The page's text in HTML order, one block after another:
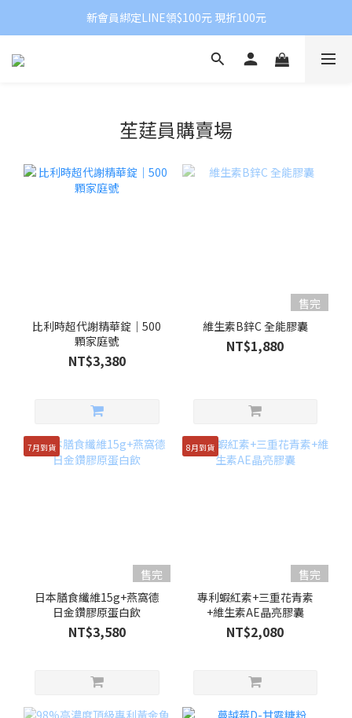
新會員綁定LINE領$100元 現折100元
苼莛員購賣場
比利時超代謝精華錠｜500
顆家庭號
NT$3,380
售完
維生素B鋅C 全能膠囊
NT$1,880
7月到貨
售完
日本膳食纖維15g+燕窩德
日金鑽膠原蛋白飲
NT$3,580
8月到貨
售完
專利蝦紅素+三重花青素
+維生素AE晶亮膠囊
NT$2,080